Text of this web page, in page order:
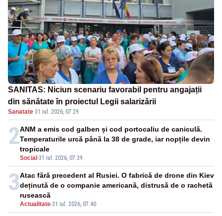
SANITAS: Niciun scenariu favorabil pentru angajații
din sănătate în proiectul Legii salarizării
Sanatate·31 iul. 2026, 07:29
2
Social -31 iul. 2026, 07:39
ANM a emis cod galben și cod portocaliu de caniculă.
Temperaturile urcă până la 38 de grade, iar nopțile devin
tropicale
3
Actualitate-31 iul. 2026, 07:40
Atac fără precedent al Rusiei. O fabrică de drone din Kiev
deținută de o companie americană, distrusă de o rachetă
rusească